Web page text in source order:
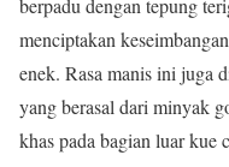
berpadu dengan tepung
menciptakan
enek. Rasa manis ini juga
yang berasal dari minyak
khas pada bagian luar kue